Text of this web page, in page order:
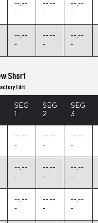
--.--
-
--.--
-
--.--
-
--.--
-
--.--
-
--.--
-
Short
Edit
SEG
SEG
2
SEG
3
--.--
-
--.--
-
--.--
-
--.--
-
--.--
-
--.--
-
--.--
-
--.--
-
--.--
-